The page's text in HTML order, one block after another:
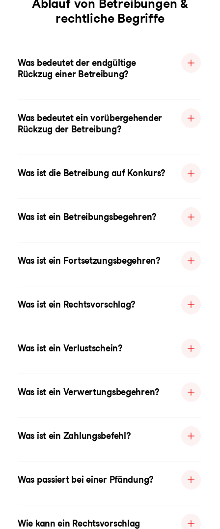
Ablauf von Betreibungen &
rechtliche Begriffe
Was bedeutet der endgültige
Rückzug einer Betreibung?
Was bedeutet ein vorübergehender
Rückzug der Betreibung?
Was ist die Betreibung auf Konkurs?
Was ist ein Betreibungsbegehren?
Was ist ein Fortsetzungsbegehren?
Was ist ein Rechtsvorschlag?
Was ist ein Verlustschein?
Was ist ein Verwertungsbegehren?
Was ist ein Zahlungsbefehl?
Was passiert bei einer Pfändung?
Wie kann ein Rechtsvorschlag